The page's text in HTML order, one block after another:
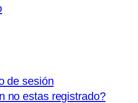
de sesión
no estas registrado?